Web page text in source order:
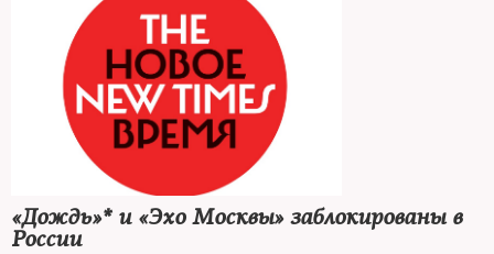
«Дождь»* и «Эхо Москвы» заблокированы в
России